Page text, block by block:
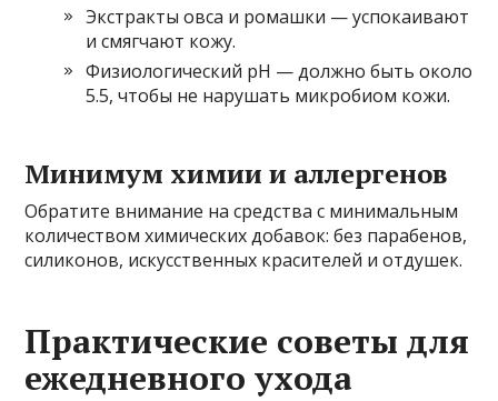
Экстракты овса и ромашки — успокаивают
и смягчают кожу.
Физиологический pH — должно быть около
5.5, чтобы не нарушать микробиом кожи.
Минимум химии и аллергенов
Обратите внимание на средства с минимальным
количеством химических добавок: без парабенов,
силиконов, искусственных красителей и отдушек.
Практические советы для
ежедневного ухода